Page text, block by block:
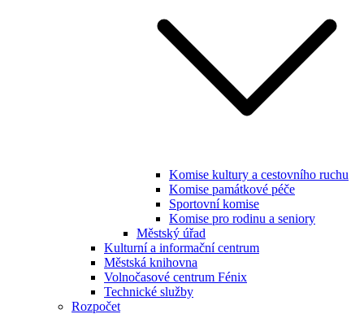
Komise kultury a cestovního ruchu
Komise památkové péče
Sportovní komise
Komise pro rodinu a seniory
Městský úřad
Kulturní a informační centrum
Městská knihovna
Volnočasové centrum Fénix
Technické služby
Rozpočet